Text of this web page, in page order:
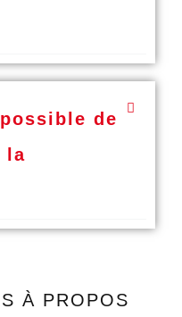
de
la
À PROPOS